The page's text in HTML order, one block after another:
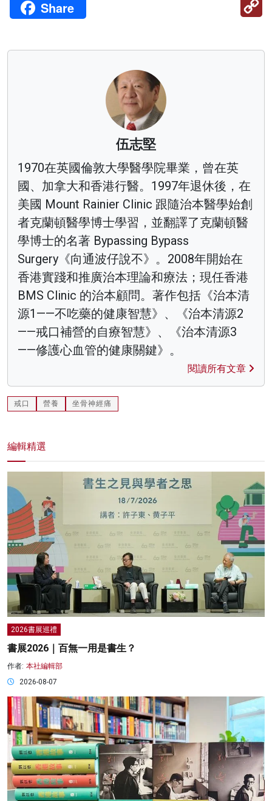
Share
伍志堅
1970在英國倫敦大學醫學院畢業，曾在英
國、加拿大和香港行醫。1997年退休後，在
美國 Mount Rainier Clinic 跟隨治本醫學始創
者克蘭頓醫學博士學習，並翻譯了克蘭頓醫
學博士的名著 Bypassing Bypass
Surgery《向通波仔說不》。2008年開始在
香港實踐和推廣治本理論和療法；現任香港
BMS Clinic 的治本顧問。著作包括《治本清
源1——不吃藥的健康智慧》、《治本清源2
——戒口補營的自療智慧》、《治本清源3
——修護心血管的健康關鍵》。
閱讀所有文章
戒口 營養 坐骨神經痛
編輯精選
2026書展巡禮
書展2026｜百無一用是書生？
作者: 本社編輯部
2026-08-07